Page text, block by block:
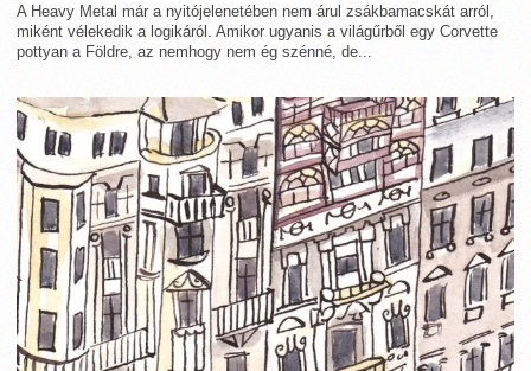
A Heavy Metal már a nyitójelenetében nem árul zsákbamacskát arról,
miként vélekedik a logikáról. Amikor ugyanis a világűrből egy Corvette
pottyan a Földre, az nemhogy nem ég szénné, de...